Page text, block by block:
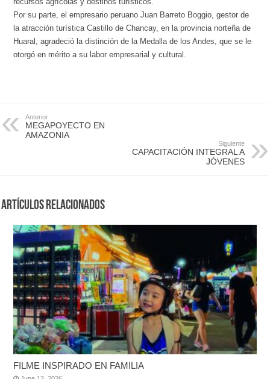
Por su parte, el empresario peruano Juan Barreto Boggio, gestor de
la atracción turística Castillo de Chancay, en la provincia norteña de
Huaral, agradeció la distinción de la Medalla de los Andes, que se le
otorgó en mérito a su labor empresarial y cultural.
Anterior
MEGAPOYECTO EN
AMAZONIA
Siguiente
CAPACITACIÓN INTEGRAL A
JÓVENES
Artículos Relacionados
FILME INSPIRADO EN FAMILIA